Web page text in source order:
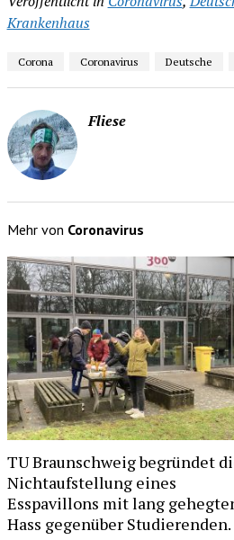
Krankenhaus
Corona Coronavirus Deutsche
Fliese
Mehr von Coronavirus
TU Braunschweig begründet
Nichtaufstellung eines
Esspavillons mit lang
Hass gegenüber Studierenden.